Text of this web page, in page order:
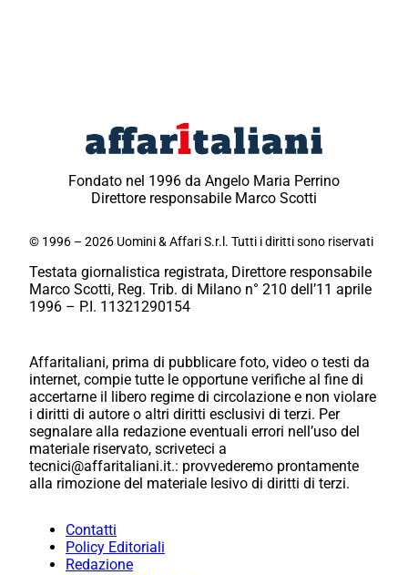
Fondato nel 1996 da Angelo Maria Perrino
Direttore responsabile Marco Scotti
© 1996 – 2026 Uomini & Affari S.r.l. Tutti i diritti sono riservati
Testata giornalistica registrata, Direttore responsabile
Marco Scotti, Reg. Trib. di Milano n° 210 dell’11 aprile
1996 – P.I. 11321290154
Affaritaliani, prima di pubblicare foto, video o testi da
internet, compie tutte le opportune verifiche al fine di
accertarne il libero regime di circolazione e non violare
i diritti di autore o altri diritti esclusivi di terzi. Per
segnalare alla redazione eventuali errori nell’uso del
materiale riservato, scriveteci a
tecnici@affaritaliani.it.: provvederemo prontamente
alla rimozione del materiale lesivo di diritti di terzi.
Contatti
Policy Editoriali
Redazione